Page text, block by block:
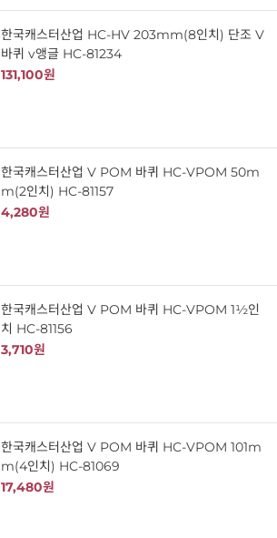
한국캐스터산업 HC-HV 203mm(8인치) 단조 V
바퀴 v앵글 HC-81234
131,100원
한국캐스터산업 V POM 바퀴 HC-VPOM 50m
m(2인치) HC-81157
4,280원
한국캐스터산업 V POM 바퀴 HC-VPOM 1½인
치 HC-81156
3,710원
한국캐스터산업 V POM 바퀴 HC-VPOM 101m
m(4인치) HC-81069
17,480원